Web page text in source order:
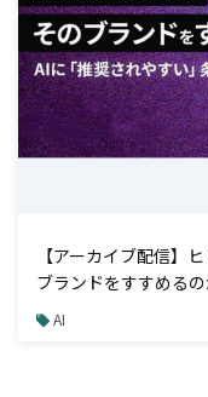
【アーカイブ配信】
ブランドをすすめる
説 AI